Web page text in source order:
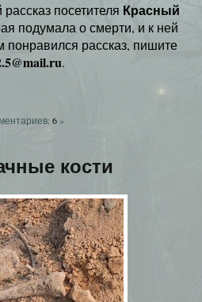
посетителя Красный
подумала о смерти, и к ней
рассказ, пишите
.
6 »
кости